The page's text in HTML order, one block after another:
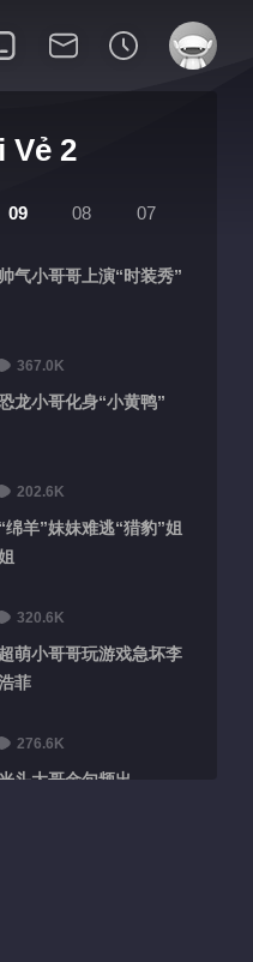
Vẻ 2
09 08 07
帅气小哥哥上演“时装秀”
367.0K
龙小哥化身“小黄鸭”
202.6K
“绵羊”妹妹难逃“猎豹”姐
320.6K
超萌小哥哥玩游戏急坏李
菲
276.6K
头大哥金句频出